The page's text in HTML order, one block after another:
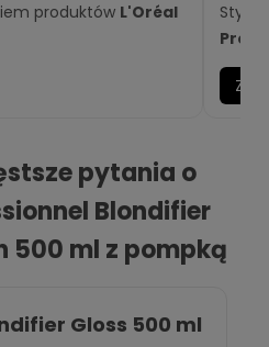
produktów L'Oréal
pytania o
Blondifier
500 ml z pompką
Gloss 500 ml